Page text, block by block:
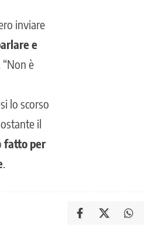
inviare
e
è
lo scorso
il
fatto per